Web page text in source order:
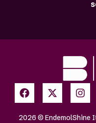
2026 ©